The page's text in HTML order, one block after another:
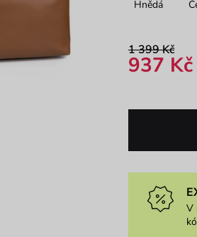
Hnědá
1 399 Kč
937 Kč
V